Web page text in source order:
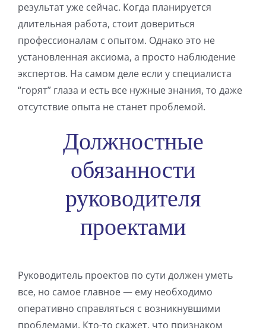
результат уже сейчас. Когда планируется
длительная работа, стоит довериться
профессионалам с опытом. Однако это не
установленная аксиома, а просто наблюдение
экспертов. На самом деле если у специалиста
“горят” глаза и есть все нужные знания, то даже
отсутствие опыта не станет проблемой.
Должностные
обязанности
руководителя
проектами
Руководитель проектов по сути должен уметь
все, но самое главное — ему необходимо
оперативно справляться с возникнувшими
проблемами. Кто-то скажет, что признаком